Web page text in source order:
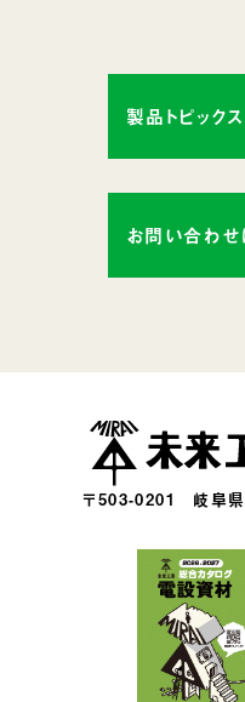
製品トピック
お問い合わせ
〒503-0201 岐阜